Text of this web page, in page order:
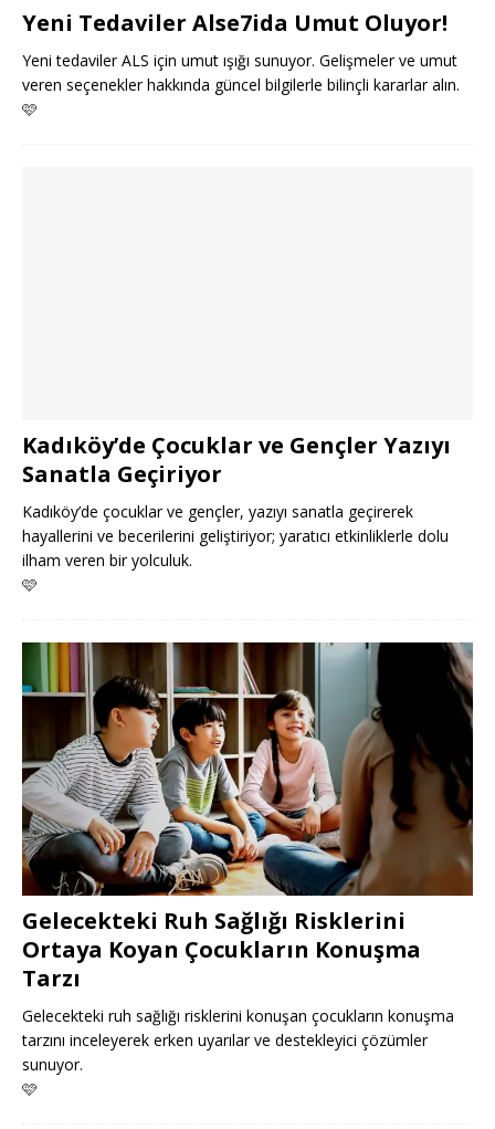
Yeni Tedaviler Alse7ida Umut Oluyor!
Yeni tedaviler ALS için umut ışığı sunuyor. Gelişmeler ve umut
veren seçenekler hakkında güncel bilgilerle bilinçli kararlar alın.
🩷
Kadıköy’de Çocuklar ve Gençler Yazıyı
Sanatla Geçiriyor
Kadıköy’de çocuklar ve gençler, yazıyı sanatla geçirerek
hayallerini ve becerilerini geliştiriyor; yaratıcı etkinliklerle dolu
ilham veren bir yolculuk.
🩷
Gelecekteki Ruh Sağlığı Risklerini
Ortaya Koyan Çocukların Konuşma
Tarzı
Gelecekteki ruh sağlığı risklerini konuşan çocukların konuşma
tarzını inceleyerek erken uyarılar ve destekleyici çözümler
sunuyor.
🩷